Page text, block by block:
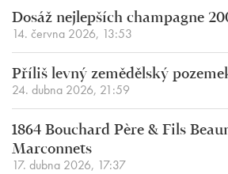
Dosáž nejlepších champagne
14. června 2026, 13:53
Příliš levný zemědělský
24. dubna 2026, 21:59
1864 Bouchard Père & Fils
Marconnets
17. dubna 2026, 17:37